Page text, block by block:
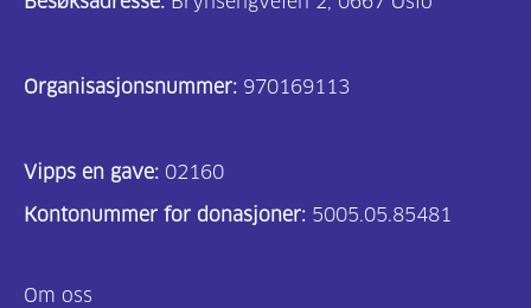
Organisasjonsnummer: 970169113
Vipps en gave: 02160
Kontonummer for donasjoner: 5005.05.85481
Om oss